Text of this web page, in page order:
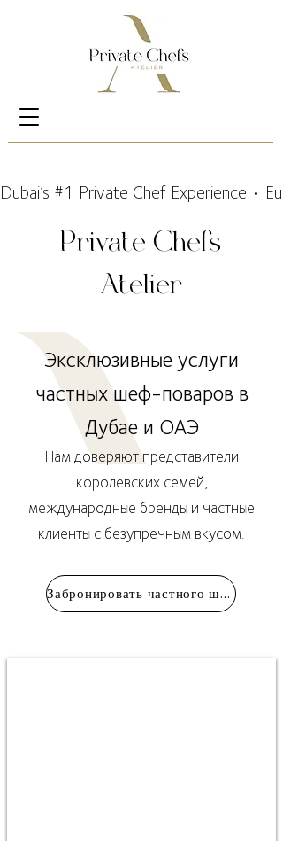
Dubai’s #1 Private Chef Experience •
Private Chefs
Atelier
Эксклюзивные услуги
частных шеф-поваров в
Дубае и ОАЭ
Нам доверяют представители
королевских семей,
международные бренды и частные
клиенты с безупречным вкусом.
Забронировать частного шеф-повара